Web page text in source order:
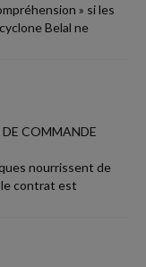
» si les
Belal ne
COMMANDE
nourrissent de
contrat est